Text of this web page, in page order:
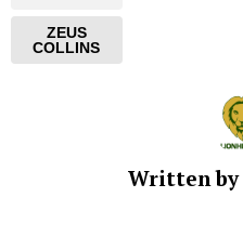
ZEUS
COLLINS
Written by